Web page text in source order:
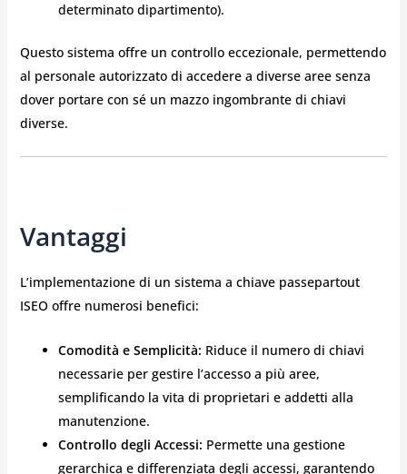
determinato dipartimento).
Questo sistema offre un controllo eccezionale, permettendo
al personale autorizzato di accedere a diverse aree senza
dover portare con sé un mazzo ingombrante di chiavi
diverse.
Vantaggi
L’implementazione di un sistema a chiave passepartout
ISEO offre numerosi benefici:
Comodità e Semplicità: Riduce il numero di chiavi
necessarie per gestire l’accesso a più aree,
semplificando la vita di proprietari e addetti alla
manutenzione.
Controllo degli Accessi: Permette una gestione
gerarchica e differenziata degli accessi, garantendo